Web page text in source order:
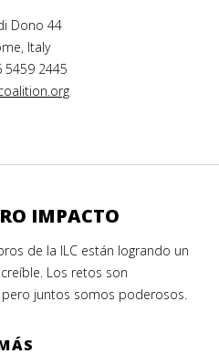
Dono 44
Italy
5459 2445
IMPACTO
de la ILC están logrando un
Los retos son
juntos somos poderosos.